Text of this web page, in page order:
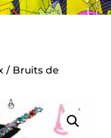
/ Bruits de